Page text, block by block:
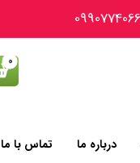
درباره ما تماس با ما